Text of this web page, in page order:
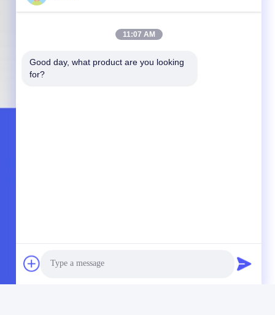
11:07 AM
Good day, what product are you looking
for?